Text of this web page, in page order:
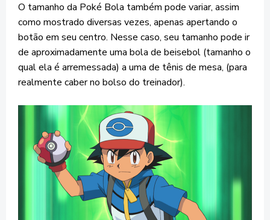
O tamanho da Poké Bola também pode variar, assim
como mostrado diversas vezes, apenas apertando o
botão em seu centro. Nesse caso, seu tamanho pode ir
de aproximadamente uma bola de beisebol (tamanho o
qual ela é arremessada) a uma de tênis de mesa, (para
realmente caber no bolso do treinador).